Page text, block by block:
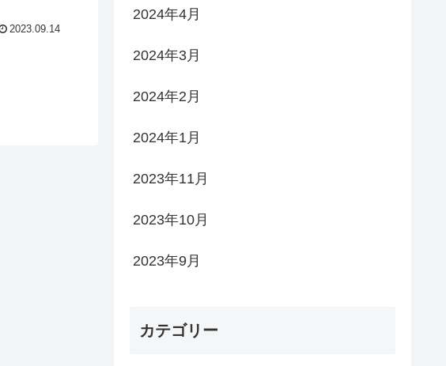
2023.09.14
2024年4月
2024年3月
2024年2月
2024年1月
2023年11月
2023年10月
2023年9月
カテゴリー